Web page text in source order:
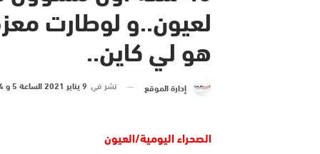
لعيون..و لوطارت
هو لي كاين..
إدارة الموقع نشر في 9 يناير 2021 الساعة 5 و 24 دقيقة
الصحراء اليومية/العيون